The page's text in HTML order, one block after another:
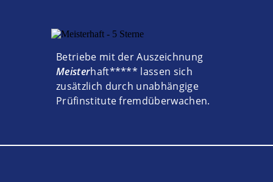
Betriebe mit der Auszeichnung
Meisterhaft***** lassen sich
zusätzlich durch unabhängige
Prüfinstitute fremdüberwachen.